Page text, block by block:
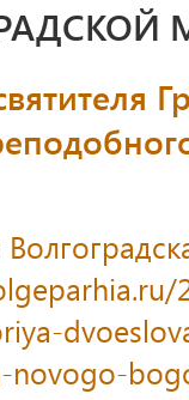
novogo-